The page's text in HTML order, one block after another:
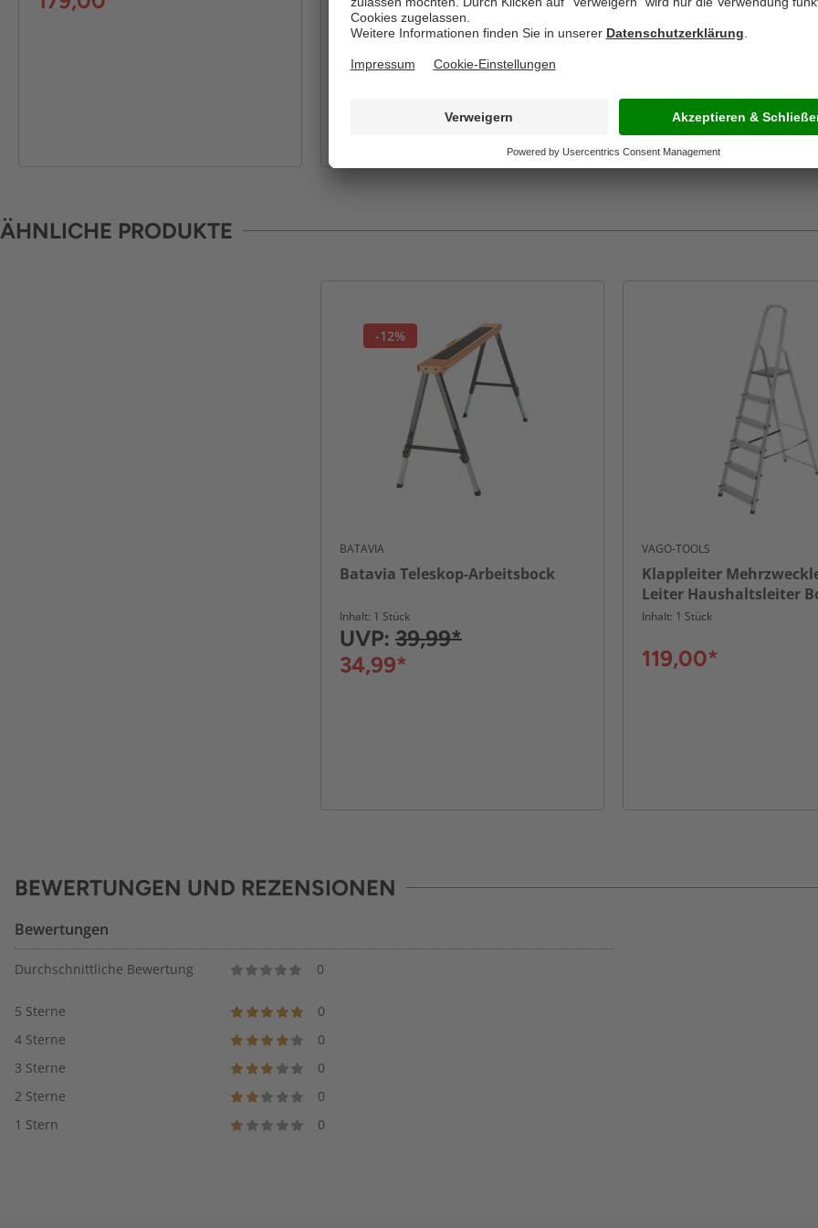
ÄHNLICHE PRODUKTE
-12%
BATAVIA
Batavia Teleskop-Arbeitsbock
Inhalt: 1 Stück
UVP: 39,99*
34,99*
VAGO-TOOLS
Klappleiter
Leiter Haushaltsleiter
6 Stufen
Inhalt: 1 Stück
119,00*
BEWERTUNGEN UND REZENSIONEN
Bewertungen
Durchschnittliche Bewertung 0
5 Sterne
0
4 Sterne
0
3 Sterne
0
2 Sterne
0
1 Stern
0